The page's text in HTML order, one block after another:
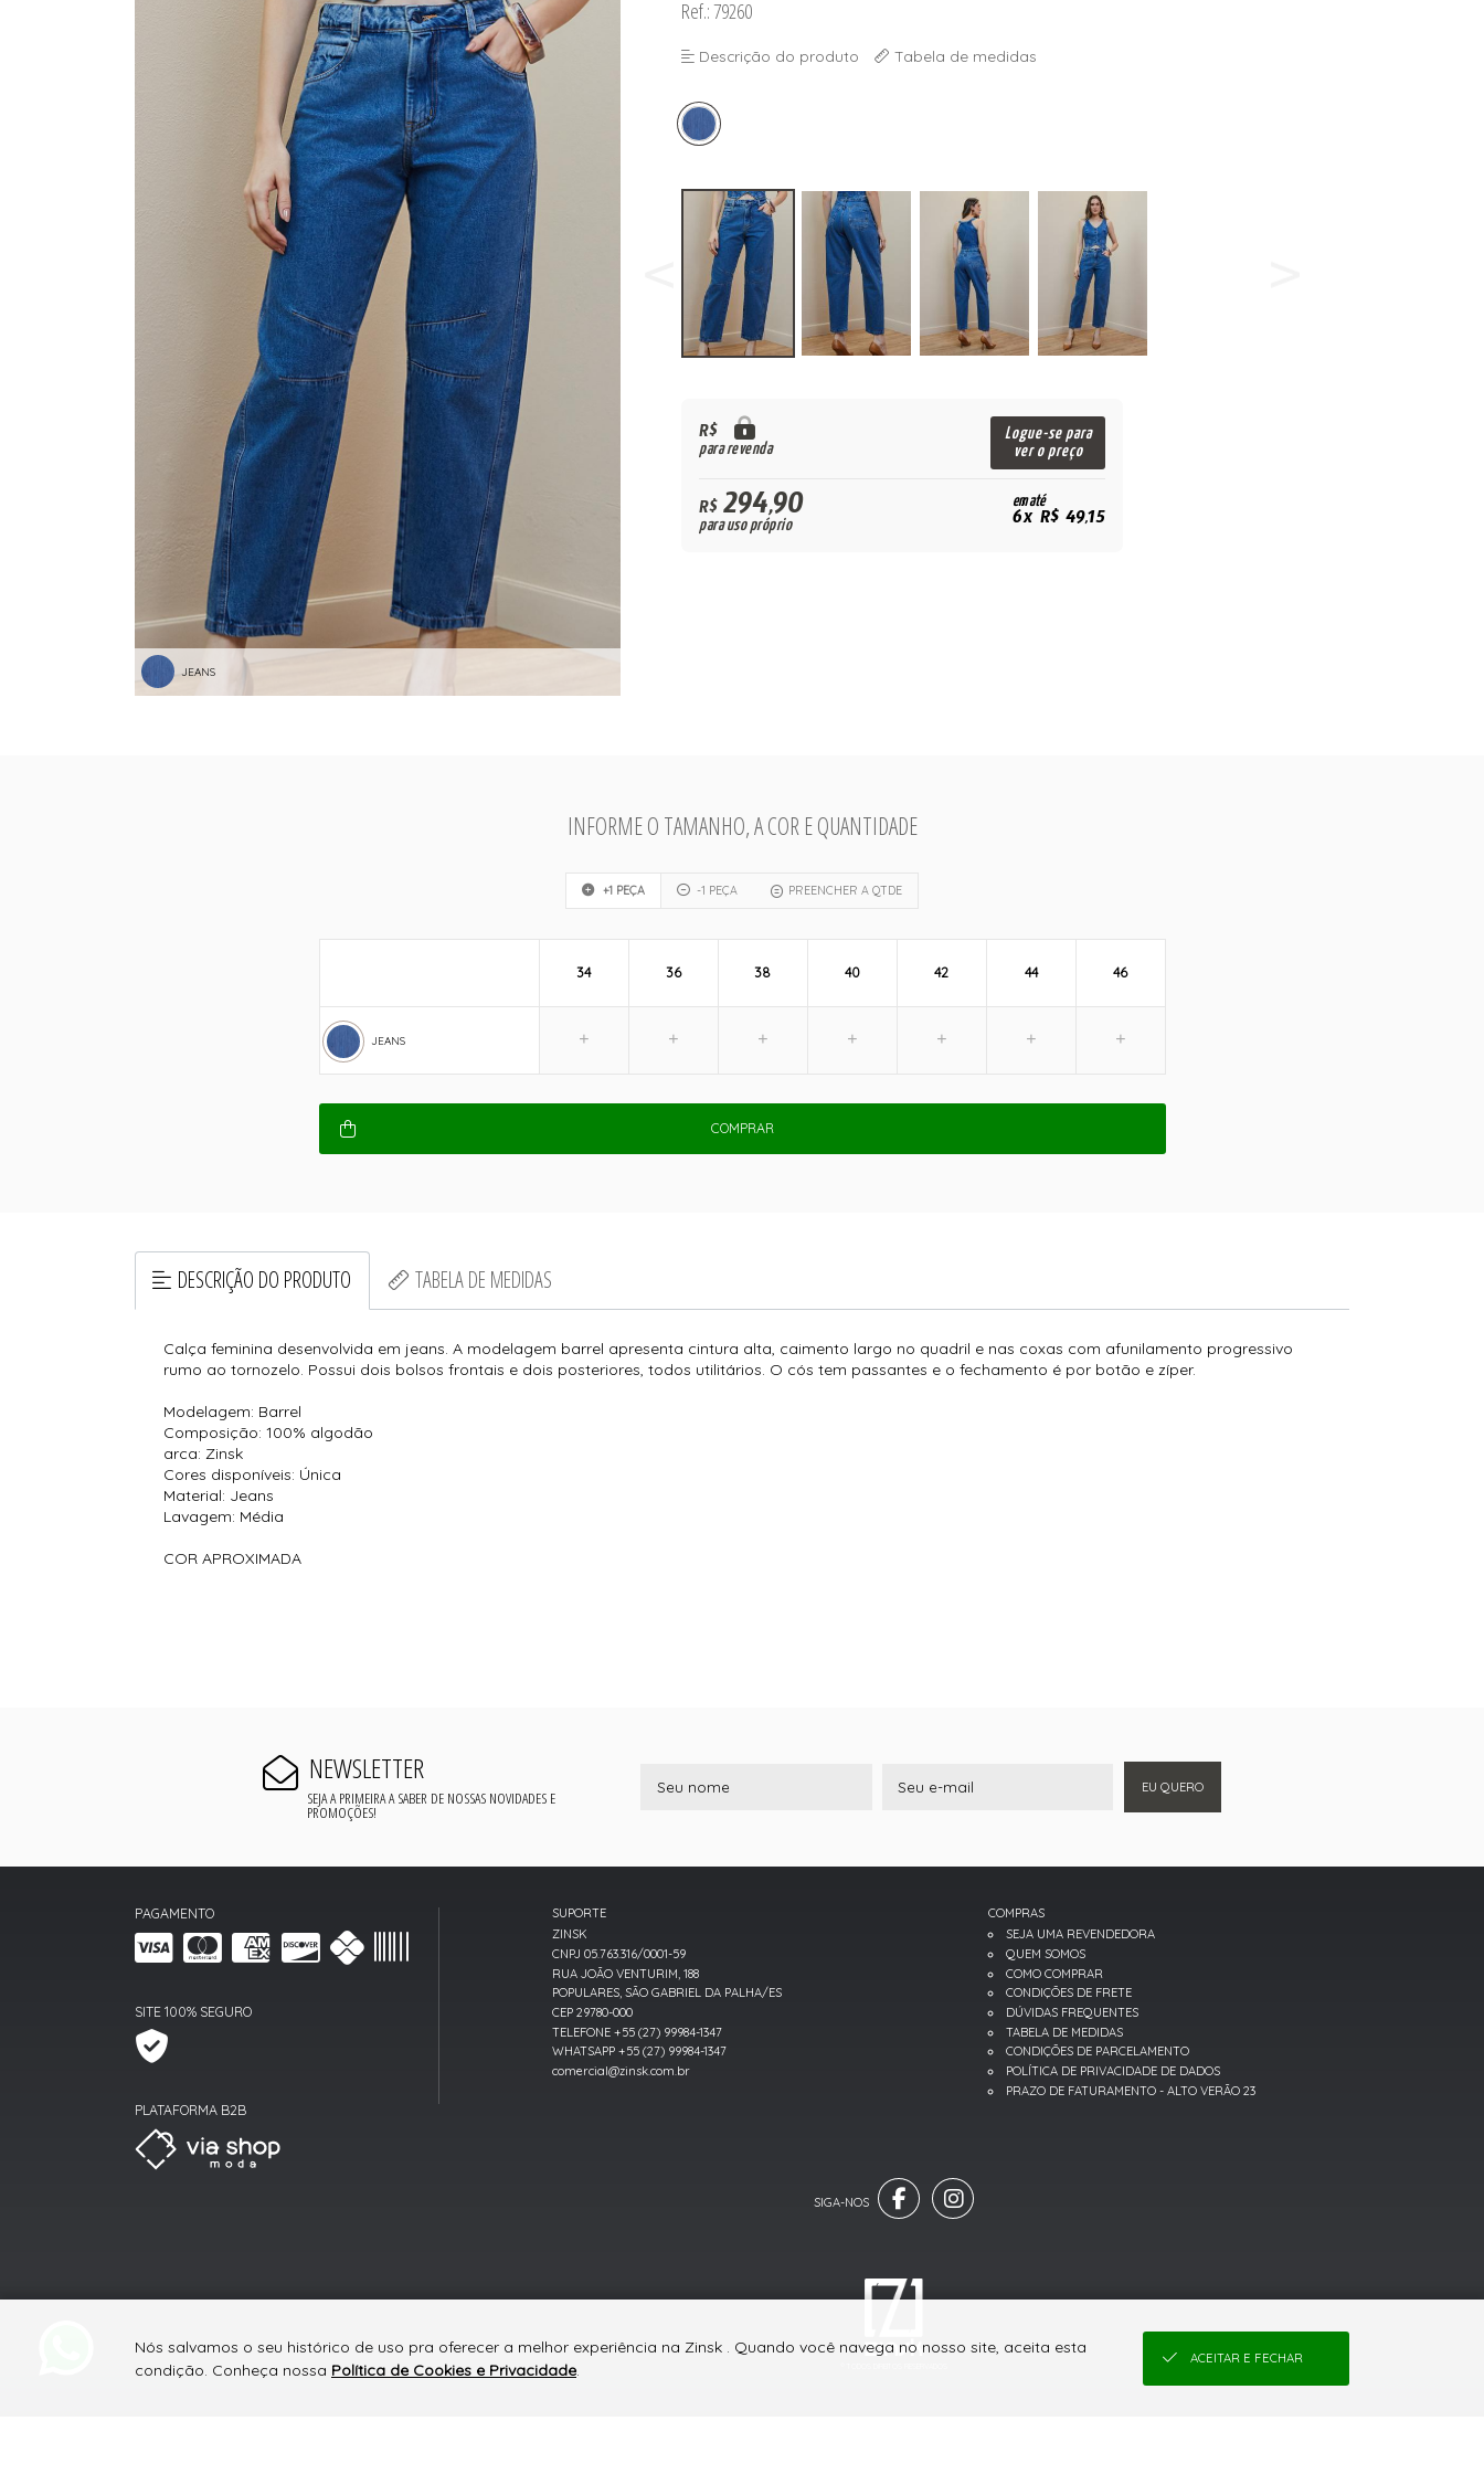
CAMISAS
CONJUNTOS
CROPPED
JAQUETAS
MACACÃO E MACAQUINHO
SAIAS
SHORTS
TOPPER
VESTIDOS
JEANS
Ref.: 79260
Descrição do produto Tabela de medidas
R$
para revenda
Logue-se para
ver o preço
R$294,90
para uso próprio
em até
6x R$ 49,15
INFORME O TAMANHO, A COR E QUANTIDADE
+1 PEÇA -1 PEÇA PREENCHER A QTDE
JEANS
34 36 38 40 42 44 46
COMPRAR
DESCRIÇÃO DO PRODUTO TABELA DE MEDIDAS
Calça feminina desenvolvida em jeans. A modelagem barrel apresenta cintura alta, caimento largo no quadril e nas coxas com afunilamento progressivo
rumo ao tornozelo. Possui dois bolsos frontais e dois posteriores, todos utilitários. O cós tem passantes e o fechamento é por botão e zíper.
Modelagem: Barrel
Composição: 100% algodão
arca: Zinsk
Cores disponíveis: Única
Material: Jeans
Lavagem: Média
COR APROXIMADA
NEWSLETTER
SEJA A PRIMEIRA A SABER DE NOSSAS NOVIDADES E
PROMOÇÕES!
EU QUERO
PAGAMENTO
SITE 100% SEGURO
PLATAFORMA B2B
SUPORTE
ZINSK
CNPJ 05.763.316/0001-59
RUA JOÃO VENTURIM, 188
POPULARES, SÃO GABRIEL DA PALHA/ES
CEP 29780-000
TELEFONE +55 (27) 99984-1347
WHATSAPP +55 (27) 99984-1347
comercial@zinsk.com.br
COMPRAS
SEJA UMA REVENDEDORA
QUEM SOMOS
COMO COMPRAR
CONDIÇÕES DE FRETE
DÚVIDAS FREQUENTES
TABELA DE MEDIDAS
CONDIÇÕES DE PARCELAMENTO
POLÍTICA DE PRIVACIDADE DE DADOS
PRAZO DE FATURAMENTO - ALTO VERÃO 23
Nós salvamos o seu histórico de uso pra oferecer a melhor experiência na Zinsk . Quando você navega no nosso site, aceita esta
condição. Conheça nossa Política de Cookies e Privacidade.
ACEITAR E FECHAR